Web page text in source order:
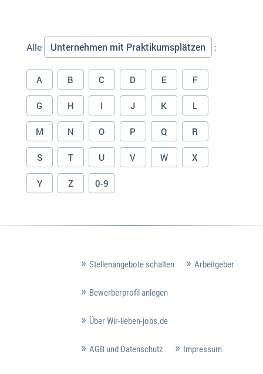
Alle Unternehmen mit Praktikumsplätzen :
A B C D E F
G H I J K L
M N O P Q R
S T U V W X
Y Z 0-9
Stellenangebote schalten Arbeitgeber
Bewerberprofil anlegen
Über Wir-lieben-jobs.de
AGB und Datenschutz Impressum